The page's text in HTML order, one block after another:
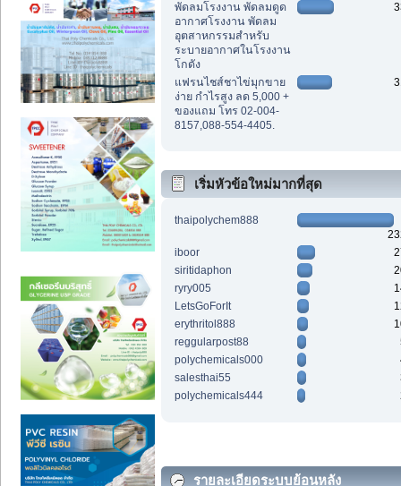
พัดลมโรงงาน พัดลมดูด
อากาศโรงงาน พัดลม
อุตสาหกรรมสำหรับ
ระบายอากาศในโรงงาน
โกดัง
แฟรนไชส์ชาไข่มุกขาย
ง่าย กำไรสูง ลด 5,000 +
ของแถม โทร 02-004-
8157,088-554-4405.
เริ่มหัวข้อใหม่มากที่สุด
thaipolychem888
iboor
siritidaphon
ryry005
LetsGoForIt
erythritol888
reggularpost88
polychemicals000
salesthai55
polychemicals444
รายละเอียดระบบย้อนหลัง